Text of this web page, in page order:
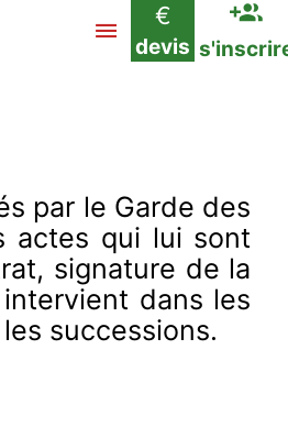
€
devis
par le Garde des
actes qui lui sont
signature de la
dans les
successions.